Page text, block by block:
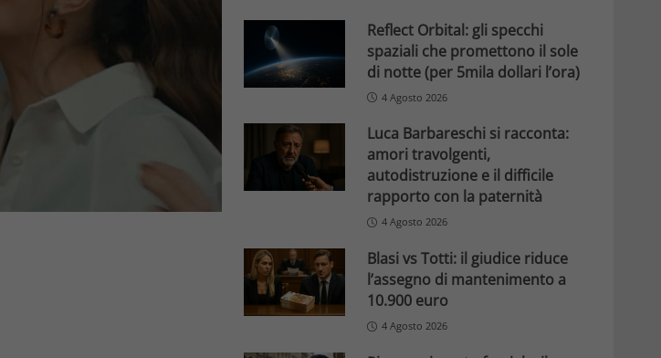
Reflect Orbital: gli specchi
spaziali che promettono il sole
di notte (per 5mila dollari l’ora)
4 Agosto 2026
Luca Barbareschi si racconta:
amori travolgenti,
autodistruzione e il difficile
rapporto con la paternità
4 Agosto 2026
Blasi vs Totti: il giudice riduce
l’assegno di mantenimento a
10.900 euro
4 Agosto 2026